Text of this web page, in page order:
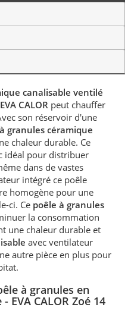
canalisable ventilé
EVA CALOR peut chauffer
son réservoir d'une
granules céramique
chaleur durable. Ce
idéal pour distribuer
dans de vastes
intégré ce poêle
homogène pour une
ci. Ce poêle à granules
la consommation
une chaleur durable et
avec ventilateur
autre pièce en plus pour
à granules en
EVA CALOR Zoé 14